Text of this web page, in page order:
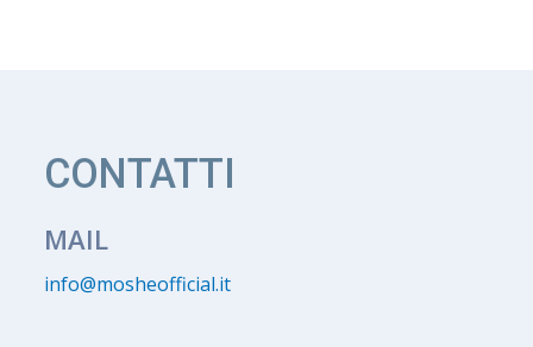
CONTATTI
MAIL
info@mosheofficial.it